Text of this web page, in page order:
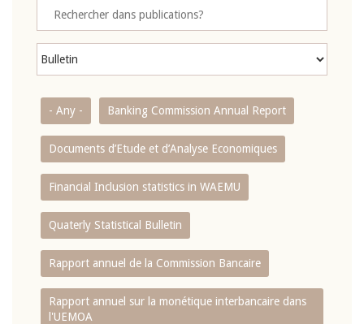
- Any - Banking Commission Annual Report
Documents d’Etude et d’Analyse Economiques
Financial Inclusion statistics in WAEMU
Quaterly Statistical Bulletin
Rapport annuel de la Commission Bancaire
Rapport annuel sur la monétique interbancaire dans
l'UEMOA